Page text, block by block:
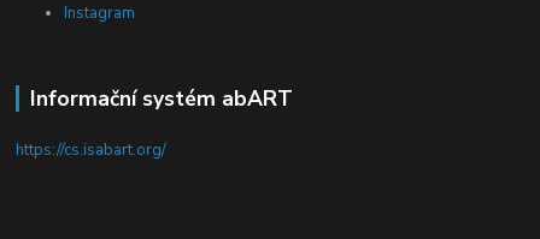
Instagram
Informační systém abART
https://cs.isabart.org/